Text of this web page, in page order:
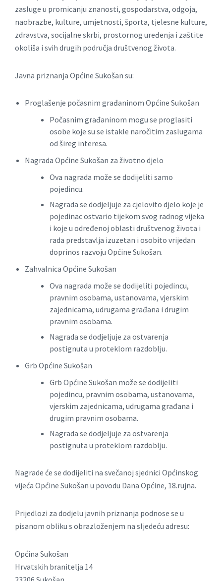
zasluge u promicanju znanosti, gospodarstva, odgoja,
naobrazbe, kulture, umjetnosti, športa, tjelesne kulture,
zdravstva, socijalne skrbi, prostornog uređenja i zaštite
okoliša i svih drugih područja društvenog života.
Javna priznanja Općine Sukošan su:
Proglašenje počasnim građaninom Općine Sukošan
Počasnim građaninom mogu se proglasiti
osobe koje su se istakle naročitim zaslugama
od šireg interesa.
Nagrada Općine Sukošan za životno djelo
Ova nagrada može se dodijeliti samo
pojedincu.
Nagrada se dodjeljuje za cjelovito djelo koje je
pojedinac ostvario tijekom svog radnog vijeka
i koje u određenoj oblasti društvenog života i
rada predstavlja izuzetan i osobito vrijedan
doprinos razvoju Općine Sukošan.
Zahvalnica Općine Sukošan
Ova nagrada može se dodijeliti pojedincu,
pravnim osobama, ustanovama, vjerskim
zajednicama, udrugama građana i drugim
pravnim osobama.
Nagrada se dodjeljuje za ostvarenja
postignuta u proteklom razdoblju.
Grb Općine Sukošan
Grb Općine Sukošan može se dodijeliti
pojedincu, pravnim osobama, ustanovama,
vjerskim zajednicama, udrugama građana i
drugim pravnim osobama.
Nagrada se dodjeljuje za ostvarenja
postignuta u proteklom razdoblju.
Nagrade će se dodijeliti na svečanoj sjednici Općinskog
vijeća Općine Sukošan u povodu Dana Općine, 18.rujna.
Prijedlozi za dodjelu javnih priznanja podnose se u
pisanom obliku s obrazloženjem na sljedeću adresu:
Općina Sukošan
Hrvatskih branitelja 14